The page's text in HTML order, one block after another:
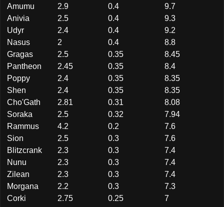
Amumu
2.9 0.4
9.7
Anivia
2.5 0.4
9.3
Udyr
2.4 0.4
9.2
Nasus
2 0.4
8.8
Gragas
2.5 0.35
8.45
Pantheon
2.45 0.35
8.4
Poppy
2.4 0.35
8.35
Shen
2.4 0.35
8.35
Cho'Gath
2.81 0.31
8.08
Soraka
2.5 0.32
7.94
Rammus
4.2 0.2
7.6
Sion
2.5 0.3
7.6
Blitzcrank
2.3 0.3
7.4
Nunu
2.3 0.3
7.4
Zilean
2.3 0.3
7.4
Morgana
2.2 0.3
7.3
Corki
2.75 0.25
7